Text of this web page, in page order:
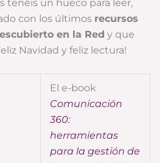
tenéis un hueco para leer,
con los últimos recursos
en la Red y que
Navidad y feliz lectura!
El e-book
Comunicación
360:
herramientas
para la gestión de